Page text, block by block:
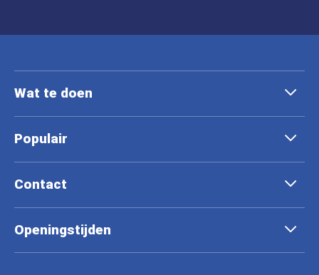
Wat te doen
Populair
Contact
Openingstijden